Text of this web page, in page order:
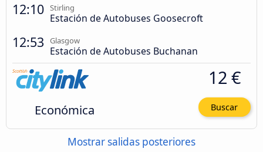
12:10 Stirling
Estación de Autobuses Goosecroft
12:53 Glasgow
Estación de Autobuses Buchanan
Económica
12 €
Buscar
Mostrar salidas posteriores